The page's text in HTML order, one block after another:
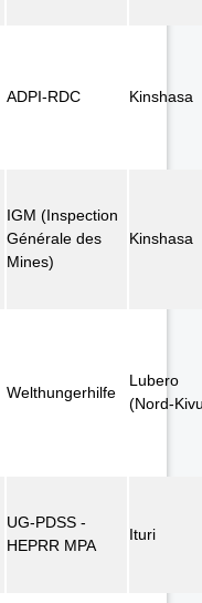
ADPI-RDC Kinshasa
IGM (Inspection
Générale des
Mines)
Kinshasa
Welthungerhilfe
Lubero
(Nord-
UG-PDSS -
HEPRR MPA
Ituri